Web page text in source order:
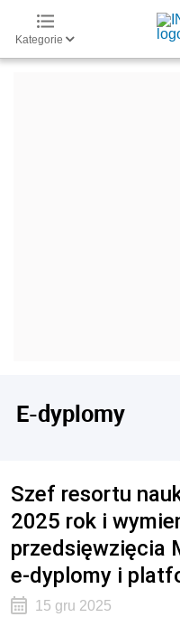
Kategorie
E-dyplomy
Szef resortu
2025 rok i
przedsięwzięcia
e-dyplomy i
15 gru 2025